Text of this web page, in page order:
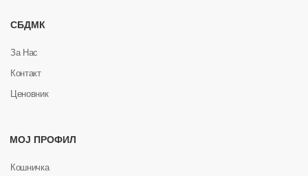
СБДМК
За Нас
Контакт
Ценовник
МОЈ ПРОФИЛ
Кошничка